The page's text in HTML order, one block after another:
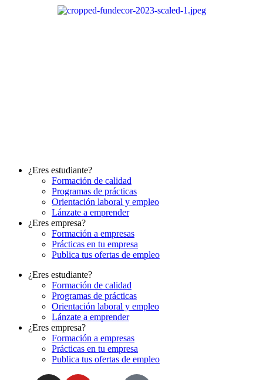
¿Eres estudiante?
Formación de calidad
Programas de prácticas
Orientación laboral y empleo
Lánzate a emprender
¿Eres empresa?
Formación a empresas
Prácticas en tu empresa
Publica tus ofertas de empleo
¿Eres estudiante?
Formación de calidad
Programas de prácticas
Orientación laboral y empleo
Lánzate a emprender
¿Eres empresa?
Formación a empresas
Prácticas en tu empresa
Publica tus ofertas de empleo